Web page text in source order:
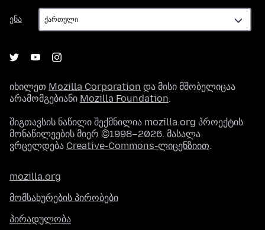
ენა
ენა
იხილეთ Mozilla Corporation და მისი მშობელიცაა
არამომგებიანი Mozilla Foundation.
შიგთავსის ნაწილი შექმნილია mozilla.org პროექტის
მონაწილეების მიერ ©1998–2026. მასალა
ვრცელდება Creative-Commons-ლიცენზიით.
mozilla.org
მომსახურების პირობები
პირადულობა